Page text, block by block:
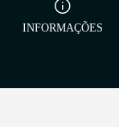
INFORMAÇÕES